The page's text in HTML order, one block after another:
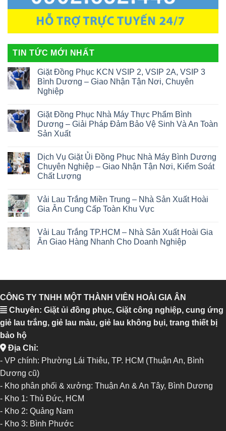
TIN TỨC MỚI NHẤT
Giặt Đồng Phục KCN VSIP 2, VSIP 2A, VSIP 3
Bình Dương – Giao Nhận Tận Nơi, Chuyên
Nghiệp
Giặt Đồng Phục Nhà Máy Thực Phẩm Bình
Dương – Giải Pháp Đảm Bảo Vệ Sinh Và An Toàn
Sản Xuất
Dịch Vụ Giặt Ủi Đồng Phục Nhà Máy Bình Dương
Chuyên Nghiệp – Giao Nhận Tận Nơi, Kiểm Soát
Chất Lượng
Vải Lau Trắng Miền Trung – Nhà Sản Xuất Hoài
Gia Ân Cung Cấp Toàn Khu Vực
Vải Lau Trắng TP.HCM – Nhà Sản Xuất Hoài Gia
Ân Giao Hàng Nhanh Cho Doanh Nghiệp
CÔNG TY TNHH MỘT THÀNH VIÊN HOÀI GIA ÂN
Chuyên: Giặt ủi đồng phục, Giặt công nghiệp, cung ứng
giẻ lau trắng, giẻ lau màu, giẻ lau không bụi, trang thiết bị
bảo hộ
Địa Chỉ:
- VP chính: Phường Lái Thiêu, TP. HCM (Thuận An, Bình
Dương cũ)
- Kho phân phối & xưởng: Thuận An & An Tây, Bình Dương
- Kho 1: Thủ Đức, HCM
- Kho 2: Quảng Nam
- Kho 3: Bình Phước